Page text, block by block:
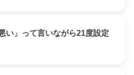
い」って言いながら21度設定